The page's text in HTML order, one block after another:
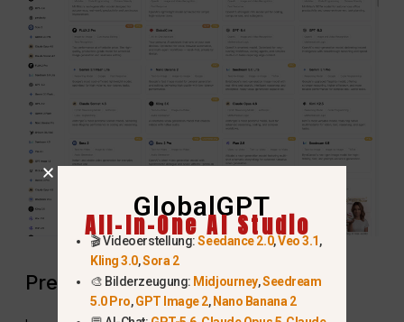
Preisgestaltung für Kreativprofis
GlobalGPT
All-In-One AI Studio
🎬 Videoerstellung:Seedance 2.0,Veo 3.1,
Kling 3.0,Sora 2
🎨 Bilderzeugung: Midjourney,Seedream
5.0 Pro,GPT Image 2,Nano Banana 2